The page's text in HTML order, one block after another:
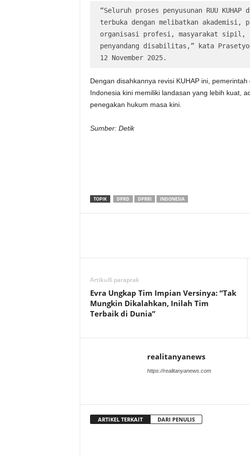
“Seluruh proses penyusunan RUU
terbuka dengan melibatkan akademisi,
organisasi profesi, masyarakat sipil,
penyandang disabilitas,” kata
12 November 2025.
Dengan disahkannya revisi KUHAP ini,
Indonesia kini memiliki landasan yang lebih kuat,
penegakan hukum masa kini.
Sumber: Detik
TOPIK DPRD DPRRI INDONESIA
Artikulli paraprak
Evra Ungkap Tim Impian Versinya: “Tak
Mungkin Dikalahkan, Inilah Tim
Terbaik di Dunia”
realitanyanews
https://realitanyanews.com
ARTIKEL TERKAIT DARI PENULIS